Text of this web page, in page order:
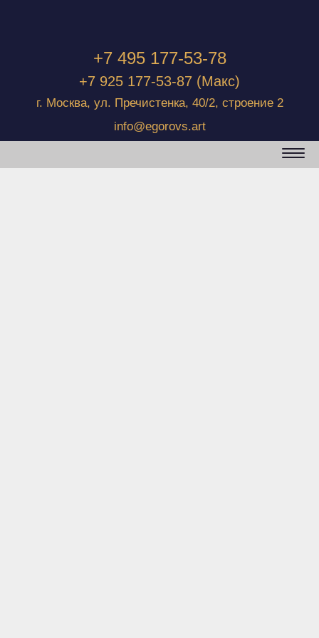
+7 495 177-53-78
+7 925 177-53-87 (Макс)
г. Москва, ул. Пречистенка, 40/2, строение 2
info@egorovs.art